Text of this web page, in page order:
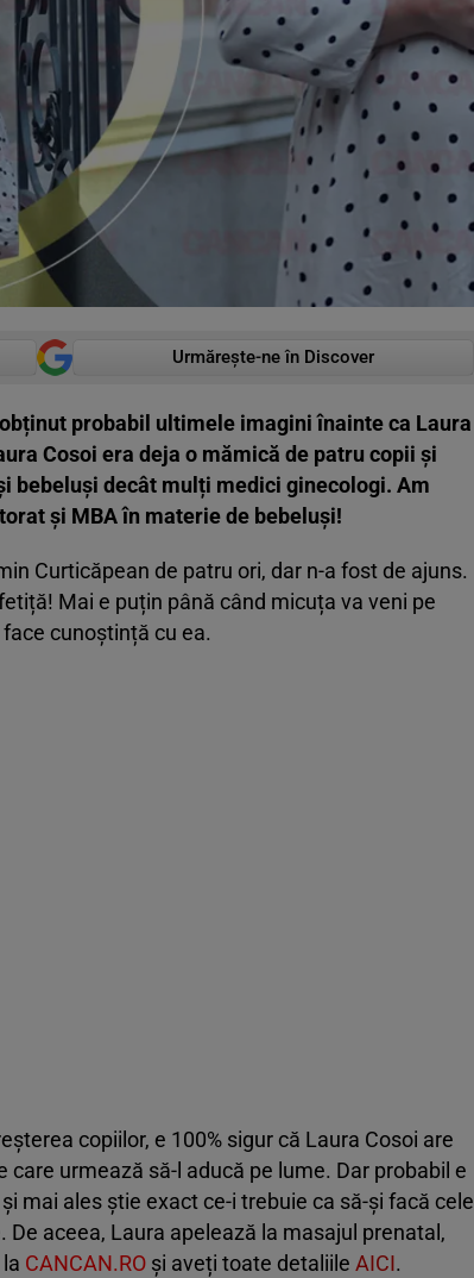
Urmărește-ne în Discover
probabil ultimele imagini înainte ca Laura
Cosoi era deja o mămică de patru copii și
bebeluși decât mulți medici ginecologi. Am
și MBA în materie de bebeluși!
Curticăpean de patru ori, dar n-a fost de ajuns.
Mai e puțin până când micuța va veni pe
cunoștință cu ea.
copiilor, e 100% sigur că Laura Cosoi are
urmează să-l aducă pe lume. Dar probabil e
mai ales știe exact ce-i trebuie ca să-și facă cele
aceea, Laura apelează la masajul prenatal,
CANCAN.RO și aveți toate detaliile AICI.